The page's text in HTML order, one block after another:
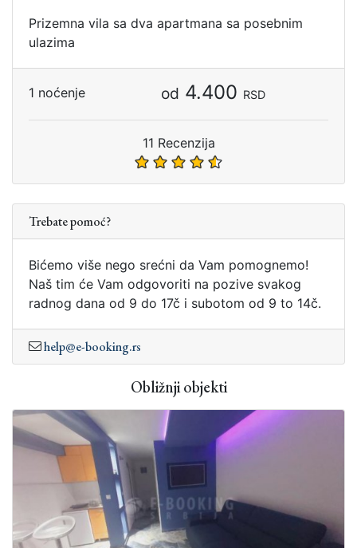
Prizemna vila sa dva apartmana sa posebnim
ulazima
1 noćenje od 4.400 RSD
11 Recenzija
Trebate pomoć?
Bićemo više nego srećni da Vam pomognemo!
Naš tim će Vam odgovoriti na pozive svakog
radnog dana od 9 do 17č i subotom od 9 to 14č.
help@e-booking.rs
Obližnji objekti